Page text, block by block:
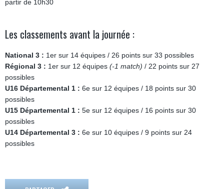
partir de 10h30
Les classements avant la journée :
National 3 : 1er sur 14 équipes / 26 points sur 33 possibles
Régional 3 : 1er sur 12 équipes (-1 match) / 22 points sur 27
possibles
U16 Départemental 1 : 6e sur 12 équipes / 18 points sur 30
possibles
U15 Départemental 1 : 5e sur 12 équipes / 16 points sur 30
possibles
U14 Départemental 3 : 6e sur 10 équipes / 9 points sur 24
possibles